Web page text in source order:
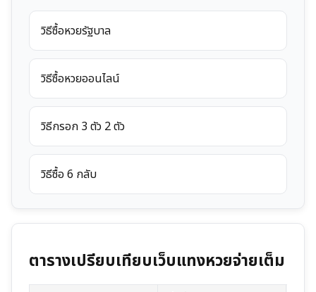
วิธีซื้อหวยรัฐบาล
วิธีซื้อหวยออนไลน์
วิธีกรอก 3 ตัว 2 ตัว
วิธีซื้อ 6 กลับ
ตารางเปรียบเทียบเว็บแทงหวยจ่ายเต็ม